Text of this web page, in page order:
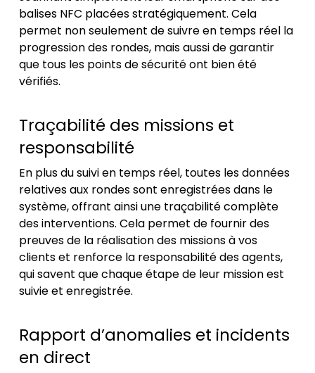
balises NFC placées stratégiquement. Cela
permet non seulement de suivre en temps réel la
progression des rondes, mais aussi de garantir
que tous les points de sécurité ont bien été
vérifiés.
Traçabilité des missions et
responsabilité
En plus du suivi en temps réel, toutes les données
relatives aux rondes sont enregistrées dans le
système, offrant ainsi une traçabilité complète
des interventions. Cela permet de fournir des
preuves de la réalisation des missions à vos
clients et renforce la responsabilité des agents,
qui savent que chaque étape de leur mission est
suivie et enregistrée.
Rapport d’anomalies et incidents
en direct